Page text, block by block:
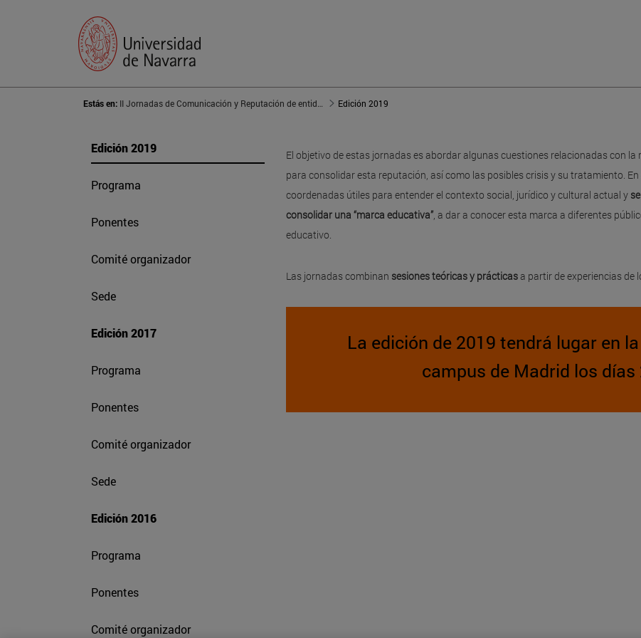
Estás en: Edición 2019
Edición 2019
Programa
Ponentes
Comité organizador
Sede
Edición 2017
Programa
Ponentes
Comité organizador
Sede
Edición 2016
Programa
Ponentes
Comité organizador
El objetivo de estas jornadas es abordar algunas cuestiones relacionadas con
para consolidar esta reputación, así como las posibles crisis y su tratamiento.
coordenadas útiles para entender el contexto social, jurídico y cultural actual y
consolidar una “marca educativa”, a dar a conocer esta marca a diferentes
educativo.
Las jornadas combinan sesiones teóricas y prácticasa partir de experiencias de
La edición de 2019 tendrá lugar en
campus de Madrid los días